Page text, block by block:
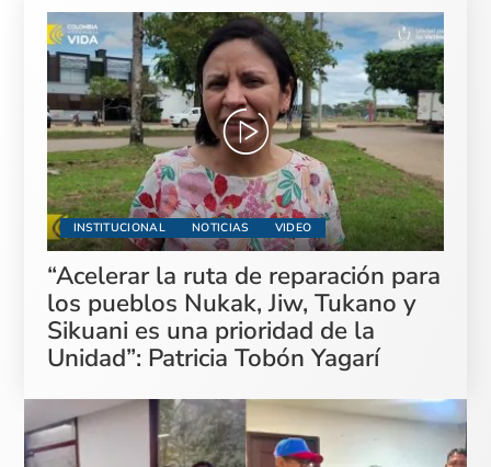
INSTITUCIONAL NOTICIAS VIDEO
“Acelerar la ruta de reparación para
los pueblos Nukak, Jiw, Tukano y
Sikuani es una prioridad de la
Unidad”: Patricia Tobón Yagarí